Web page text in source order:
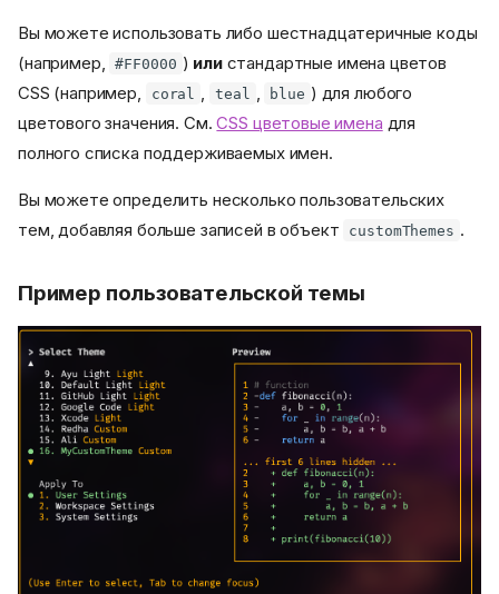
Вы можете использовать либо шестнадцатеричные коды
(например,
#FF0000 ) илистандартные имена цветов
CSS (например,
coral teal blue ) для любого
цветового значения. См.CSS цветовые имена для
полного списка поддерживаемых имен.
Вы можете определить несколько пользовательских
тем, добавляя больше записей в объект
customThemes .
Пример пользовательской темы